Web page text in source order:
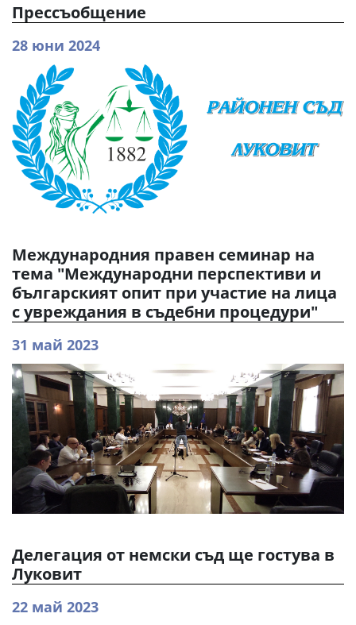
Прессъобщение
28 юни 2024
Международния правен семинар на
тема "Международни перспективи и
българският опит при участие на лица
с увреждания в съдебни процедури"
31 май 2023
Делегация от немски съд ще гостува в
Луковит
22 май 2023